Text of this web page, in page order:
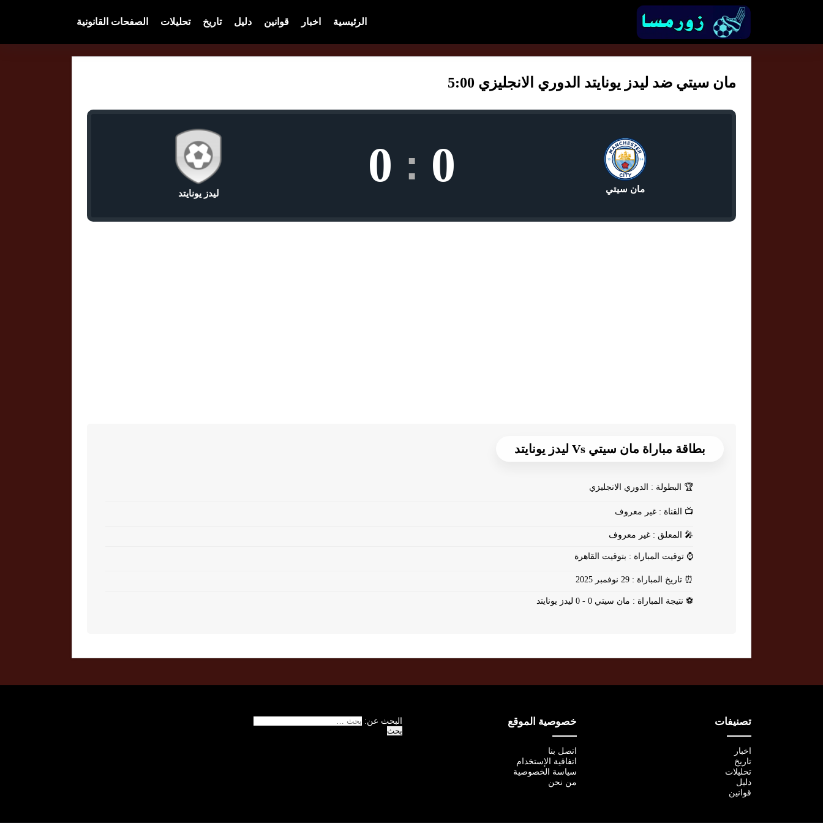
الرئيسية اخبار قوانين دليل تاريخ تحليلات الصفحات القانونية
مان سيتي ضد ليدز يونايتد الدوري الانجليزي 5:00
مان سيتي 0
:
0
ليدز يونايتد
بطاقة مباراة مان سيتي Vs ليدز يونايتد
🏆 البطولة : الدوري الانجليزي
📺 القناة : غير معروف
🎤 المعلق : غير معروف
⌚ توقيت المباراة : بتوقيت القاهرة
⏰ تاريخ المباراة : 29 نوفمبر 2025
⚽ نتيجة المباراة : مان سيتي 0 - 0 ليدز يونايتد
تصنيفات
اخبار
تاريخ
تحليلات
دليل
قوانين
خصوصية الموقع
اتصل بنا
اتفاقية الإستخدام
سياسة الخصوصية
من نحن
البحث عن: